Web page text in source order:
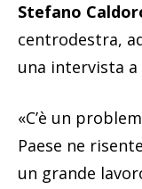
Stefano
centrodestra,
una intervista a
«C’è un
Paese ne
un grande